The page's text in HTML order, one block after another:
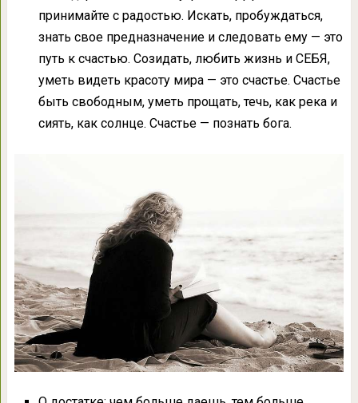
принимайте с радостью. Искать, пробуждаться,
знать свое предназначение и следовать ему — это
путь к счастью. Созидать, любить жизнь и СЕБЯ,
уметь видеть красоту мира — это счастье. Счастье
быть свободным, уметь прощать, течь, как река и
сиять, как солнце. Счастье — познать бога.